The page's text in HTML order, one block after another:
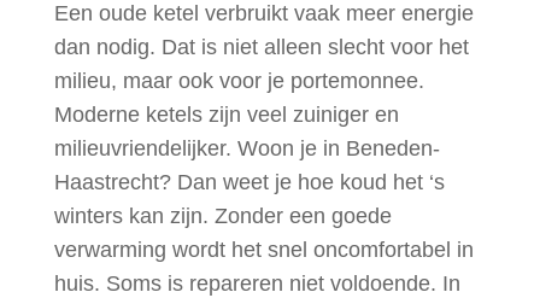
Een oude ketel verbruikt vaak meer energie
dan nodig. Dat is niet alleen slecht voor het
milieu, maar ook voor je portemonnee.
Moderne ketels zijn veel zuiniger en
milieuvriendelijker. Woon je in Beneden-
Haastrecht? Dan weet je hoe koud het ‘s
winters kan zijn. Zonder een goede
verwarming wordt het snel oncomfortabel in
huis. Soms is repareren niet voldoende. In